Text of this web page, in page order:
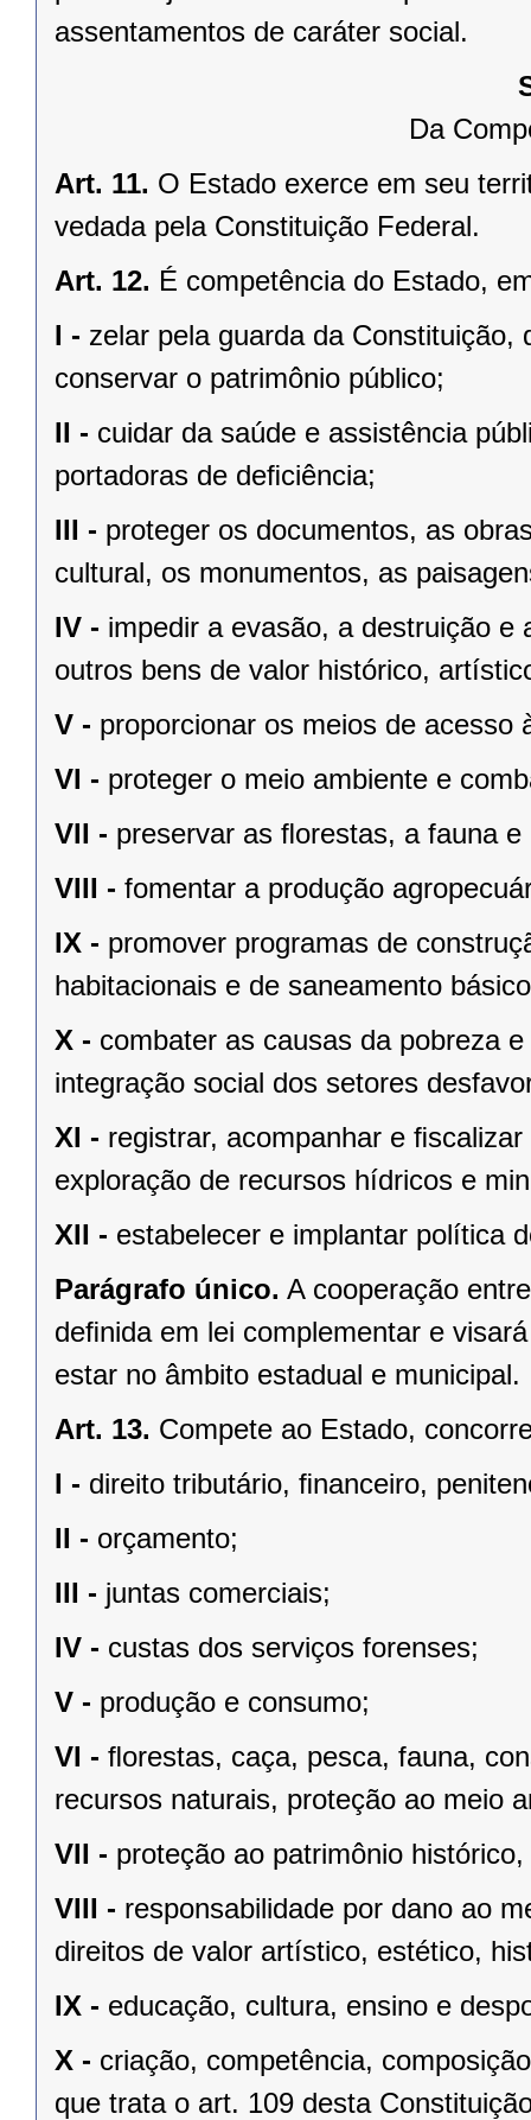
assentamentos de caráter social.
Da
Art. 11. O Estado exerce em seu
vedada pela Constituição Federal.
Art. 12. É competência do Estado,
I - zelar pela guarda da
conservar o patrimônio público;
II - cuidar da saúde e assistência
portadoras de deﬁciência;
III - proteger os documentos, as
cultural, os monumentos, as
IV - impedir a evasão, a destruição e
outros bens de valor histórico,
V - proporcionar os meios de acesso
VI - proteger o meio ambiente e
VII - preservar as ﬂorestas, a fauna e
VIII - fomentar a produção
IX - promover programas de
habitacionais e de saneamento
X - combater as causas da pobreza
integração social dos setores
XI - registrar, acompanhar e
exploração de recursos hídricos e
XII - estabelecer e implantar política
Parágrafo único. A cooperação
deﬁnida em lei complementar e
estar no âmbito estadual e municipal.
Art. 13. Compete ao Estado,
I - direito tributário, ﬁnanceiro,
II - orçamento;
III - juntas comerciais;
IV - custas dos serviços forenses;
V - produção e consumo;
VI - ﬂorestas, caça, pesca, fauna,
recursos naturais, proteção ao meio
VII - proteção ao patrimônio
VIII - responsabilidade por dano ao
direitos de valor artístico, estético,
IX - educação, cultura, ensino e
X - criação, competência,
que trata o art. 109 desta